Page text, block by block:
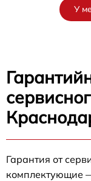
У
Гарантия от
комплектующие